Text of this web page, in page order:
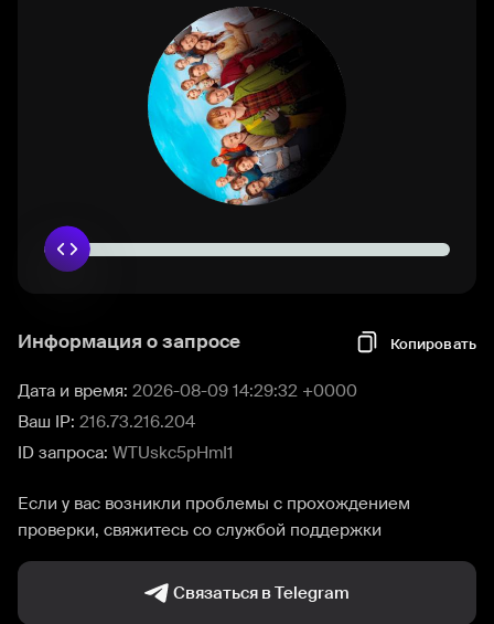
Информация о запросе Копировать
Дата и время: 2026-08-09 14:29:32 +0000
Ваш IP: 216.73.216.204
ID запроса: WTUskc5pHmI1
Если у вас возникли проблемы с прохождением
проверки, свяжитесь со службой поддержки
Связаться в Telegram